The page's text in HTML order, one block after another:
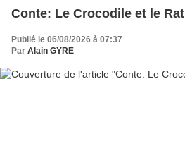
Conte: Le Crocodile et le Rat
Publié le 06/08/2026 à 07:37
Par Alain GYRE